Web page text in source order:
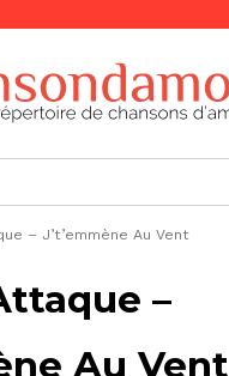
– J’t’emmène Au Vent
–
Au Vent